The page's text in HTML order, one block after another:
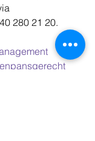
280 21 20.